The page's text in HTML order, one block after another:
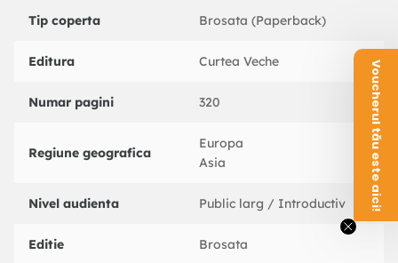
abuzul de putere, despre confruntarea dintre puterea
seculara si puterea religioasa… si despre natura poporului
rus.
The Modern Novel
simpla poveste a punerii in scena a unui spectacol,
atragandu-l pe cititor in locuri stranii. O calatorie insolita pe
Tip coperta Brosata (Paperback)
Editura Curtea Veche
Numar pagini 320
Regiune geografica
Europa
Asia
Nivel audienta Public larg / Introductiv
Editie Brosata
Voucherul tău este aici!